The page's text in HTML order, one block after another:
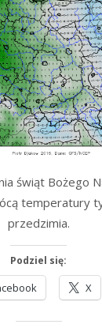
świąt Bożego
temperatury
przedzimia.
Podziel się:
X